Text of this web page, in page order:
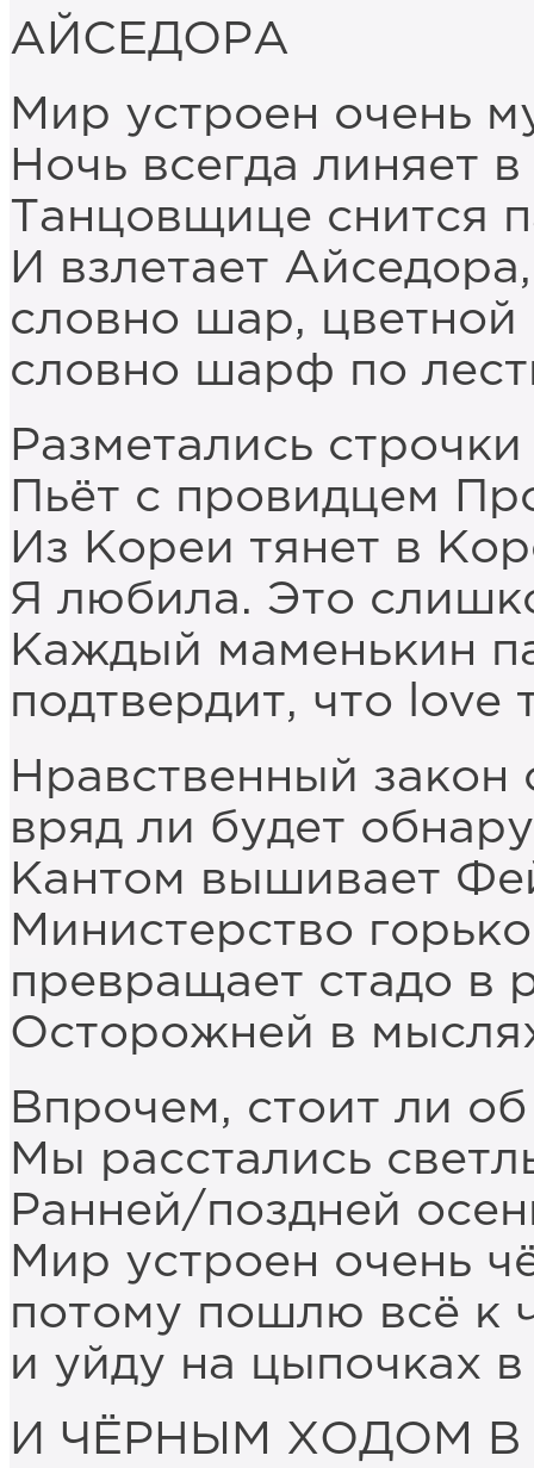
АЙСЕДОРА
Мир устроен очень
Ночь всегда линяет в
Танцовщице снится
И взлетает Айседора,
словно шар,
словно шарф по
Разметались строчки
Пьёт с провидцем
Из Кореи тянет в
Я любила. Это
Каждый маменькин
подтвердит, что love
Нравственный закон
вряд ли будет
Кантом вышивает
Министерство
превращает стадо в
Осторожней в
Впрочем, стоит ли об
Мы расстались
Ранней/поздней
Мир устроен очень
потому пошлю всё к
и уйду на цыпочках
И ЧЁРНЫМ ХОДОМ